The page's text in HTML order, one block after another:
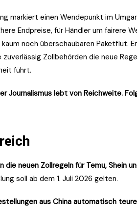
markiert einen Wendepunkt im
Endpreise, für Händler um fairere
kaum noch überschaubaren Paketflut.
zuverlässig Zollbehörden die neue
führt.
Journalismus lebt von Reichweite.
die neuen Zollregeln für Temu, Shein
soll ab dem 1. Juli 2026 gelten.
aus China automatisch